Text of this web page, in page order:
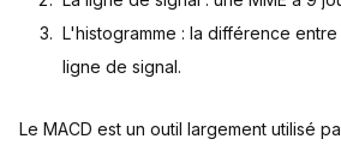
L'histogramme : la différence entre
ligne de signal.
Le MACD est un outil largement utilisé